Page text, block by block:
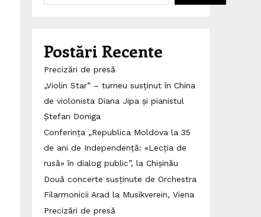
Postări Recente
Precizări de presă
„Violin Star” – turneu susținut în China
de violonista Diana Jipa și pianistul
Ștefan Doniga
Conferința „Republica Moldova la 35
de ani de Independență: «Lecția de
rusă» în dialog public”, la Chișinău
Două concerte susținute de Orchestra
Filarmonicii Arad la Musikverein, Viena
Precizări de presă